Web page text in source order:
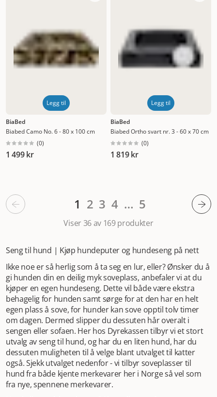
Legg til
BiaBed
Biabed Camo No. 6 - 80 x 100 cm
(0)
1 499 kr
Legg til
BiaBed
Biabed Ortho svart nr. 3 - 60 x 70 cm
(0)
1 819 kr
1 2 3 4 … 5
Viser 36 av 169produkter
Seng til hund | Kjøp hundeputer og hundeseng på nett
Ikke noe er så herlig som å ta seg en lur, eller? Ønsker du å
gi hunden din en deilig myk soveplass, anbefaler vi at du
kjøper en egen hundeseng. Dette vil både være ekstra
behagelig for hunden samt sørge for at den har en helt
egen plass å sove, for hunder kan sove opptil tolv timer
om dagen. Dermed slipper du dessuten hår overalt i
sengen eller sofaen. Her hos Dyrekassen tilbyr vi et stort
utvalg av seng til hund, og har du en liten hund, har du
dessuten muligheten til å velge blant utvalget til katter
også. Sjekk utvalget nedenfor - vi tilbyr soveplasser til
hund fra både kjente merkevarer her i Norge så vel som
fra nye, spennene merkevarer.